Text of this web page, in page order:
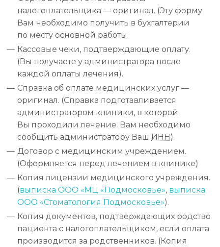
налогоплательщика — оригинал. (Эту форму
Вам необходимо получить в бухгалтерии
по месту основной работы.
Кассовые чеки, подтверждающие оплату.
(Вы получаете у администратора после
каждой оплаты лечения).
Справка об оплате медицинских услуг —
оригинал. (Справка подготавливается
администратором клиники, в которой
Вы проходили лечение. Вам необходимо
сообщить администратору Ваш ИНН).
Договор с медицинским учреждением.
(Оформляется перед лечением в клинике)
Копия лицензии медицинского учреждения.
(выписка ООО «МЦ «Подмосковье», выписка
ООО «Стоматология Подмосковье»).
Копия документов, подтверждающих родство
пациента с налогоплательщиком, если оплата
производится за родственников. (Копия